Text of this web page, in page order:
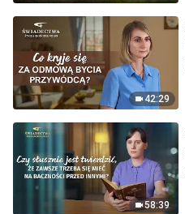
42:29
58:39